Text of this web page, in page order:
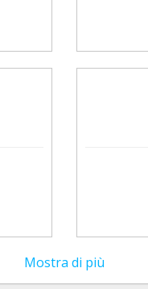
Mostra di più